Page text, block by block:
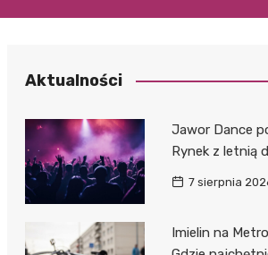
Aktualności
Jawor Dance
Rynek z letnią
7 sierpnia
Imielin na